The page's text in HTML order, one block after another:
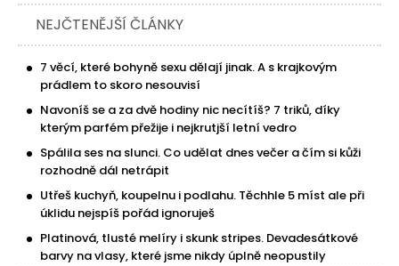
NEJČTENĚJŠÍ ČLÁNKY
7 věcí, které bohyně sexu dělají jinak. A s krajkovým
prádlem to skoro nesouvisí
Navoníš se a za dvě hodiny nic necítíš? 7 triků, díky
kterým parfém přežije i nejkrutjší letní vedro
Spálila ses na slunci. Co udělat dnes večer a čím si kůži
rozhodně dál netrápit
Utřeš kuchyň, koupelnu i podlahu. Těchhle 5 míst ale při
úklidu nejspíš pořád ignoruješ
Platinová, tlusté melíry i skunk stripes. Devadesátkové
barvy na vlasy, které jsme nikdy úplně neopustily